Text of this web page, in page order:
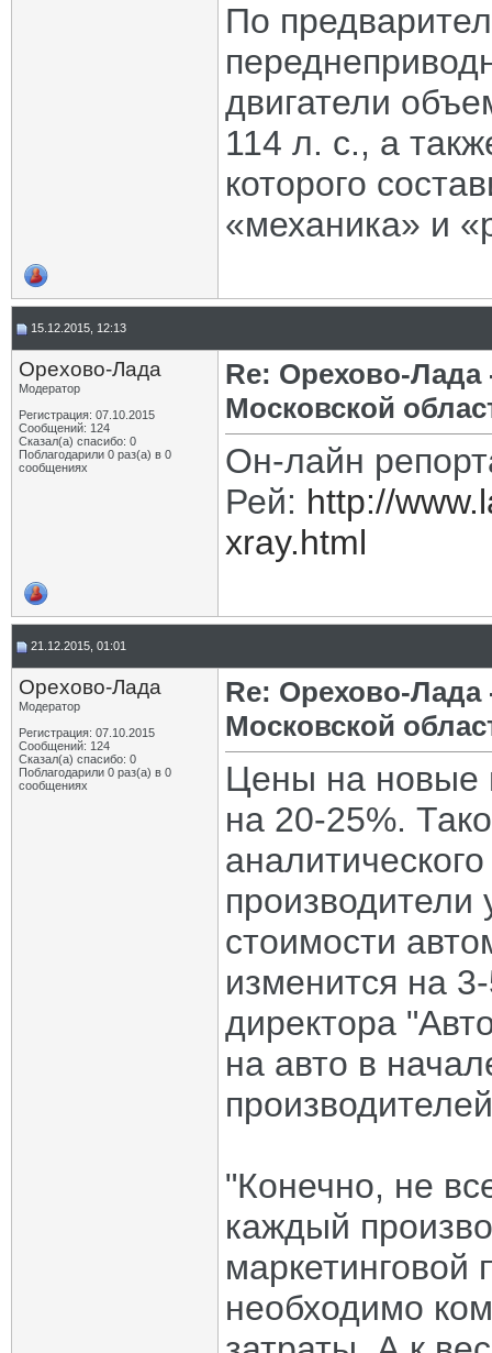
По
двигатели
114 л. с., а
которого
«механика» и
15.12.2015, 12:13
Орехово-Лада
Модератор
Регистрация: 07.10.2015
Сообщений: 124
Сказал(а) спасибо: 0
Поблагодарили 0 раз(а) в 0
сообщениях
Re: Орехово-
Московской
Он-лайн
Рей: http://
xray.html
21.12.2015, 01:01
Орехово-Лада
Модератор
Регистрация: 07.10.2015
Сообщений: 124
Сказал(а) спасибо: 0
Поблагодарили 0 раз(а) в 0
сообщениях
Re: Орехово-
Московской
Цены на новые
на 20-25%.
стоимости
изменится на
директора
на авто в
"Конечно, не
каждый
маркетинговой
необходимо